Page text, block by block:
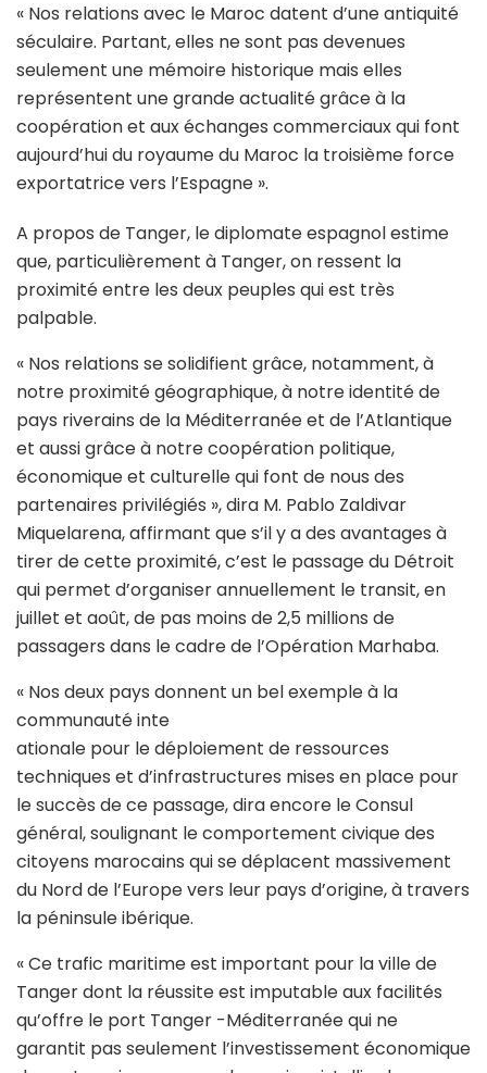
« Nos relations avec le Maroc datent d’une antiquité
séculaire. Partant, elles ne sont pas devenues
seulement une mémoire historique mais elles
représentent une grande actualité grâce à la
coopération et aux échanges commerciaux qui font
aujourd’hui du royaume du Maroc la troisième force
exportatrice vers l’Espagne ».
A propos de Tanger, le diplomate espagnol estime
que, particulièrement à Tanger, on ressent la
proximité entre les deux peuples qui est très
palpable.
« Nos relations se solidifient grâce, notamment, à
notre proximité géographique, à notre identité de
pays riverains de la Méditerranée et de l’Atlantique
et aussi grâce à notre coopération politique,
économique et culturelle qui font de nous des
partenaires privilégiés », dira M. Pablo Zaldivar
Miquelarena, affirmant que s’il y a des avantages à
tirer de cette proximité, c’est le passage du Détroit
qui permet d’organiser annuellement le transit, en
juillet et août, de pas moins de 2,5 millions de
passagers dans le cadre de l’Opération Marhaba.
« Nos deux pays donnent un bel exemple à la
communauté inte
ationale pour le déploiement de ressources
techniques et d’infrastructures mises en place pour
le succès de ce passage, dira encore le Consul
général, soulignant le comportement civique des
citoyens marocains qui se déplacent massivement
du Nord de l’Europe vers leur pays d’origine, à travers
la péninsule ibérique.
« Ce trafic maritime est important pour la ville de
Tanger dont la réussite est imputable aux facilités
qu’offre le port Tanger -Méditerranée qui ne
garantit pas seulement l’investissement économique